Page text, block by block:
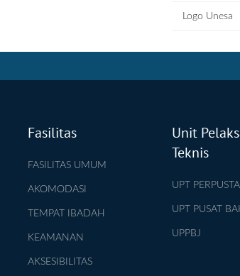
Logo Unesa
Fasilitas
FASILITAS UMUM
AKOMODASI
TEMPAT IBADAH
KEAMANAN
AKSESIBILITAS
Unit
Teknis
UPT
UPT PUSAT
UPPBJ